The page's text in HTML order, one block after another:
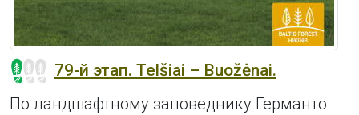
79-й этап. Telšiai – Buožėnai.
По ландшафтному заповеднику Германто